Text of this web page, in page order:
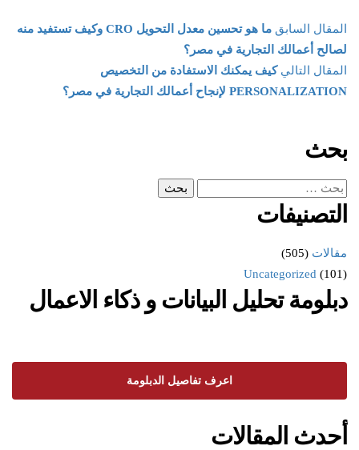
المقال السابق
ما هو تحسين معدل التحويل CRO وكيف تستفيد منه
لصالح أعمالك التجارية في مصر؟
المقال التاليكيف يمكنك الاستفادة من التخصيص
PERSONALIZATION لإنجاح أعمالك التجارية في مصر؟
بحث
التصنيفات
مقالات (505)
Uncategorized (101)
دبلومة تحليل البيانات و ذكاء الاعمال
اعرف تفاصيل الدبلومة
أحدث المقالات